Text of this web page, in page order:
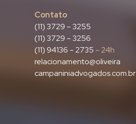
Contato
(11) 3729 – 3255
(11) 3729 – 3256
(11) 94136 – 2735 – 24h
relacionamento@oliveira
campaniniadvogados.com.br